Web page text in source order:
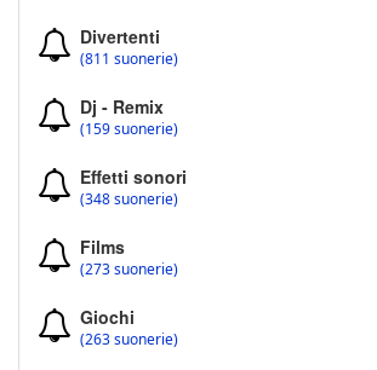
Divertenti
(811 suonerie)
Dj - Remix
(159 suonerie)
Effetti sonori
(348 suonerie)
Films
(273 suonerie)
Giochi
(263 suonerie)